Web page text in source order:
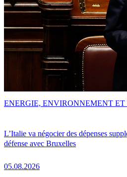
L’Italie va négocier des dépenses
défense avec Bruxelles
05.08.2026
ENERGIE, ENVIRONNEMENT ET